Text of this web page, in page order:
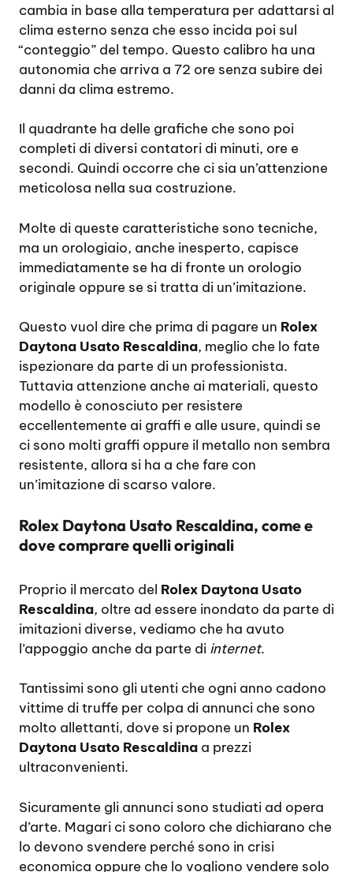
cambia in base alla temperatura per adattarsi al
clima esterno senza che esso incida poi sul
“conteggio” del tempo. Questo calibro ha una
autonomia che arriva a 72 ore senza subire dei
danni da clima estremo.
Il quadrante ha delle grafiche che sono poi
completi di diversi contatori di minuti, ore e
secondi. Quindi occorre che ci sia un’attenzione
meticolosa nella sua costruzione.
Molte di queste caratteristiche sono tecniche,
ma un orologiaio, anche inesperto, capisce
immediatamente se ha di fronte un orologio
originale oppure se si tratta di un’imitazione.
Questo vuol dire che prima di pagare un Rolex
Daytona Usato Rescaldina, meglio che lo fate
ispezionare da parte di un professionista.
Tuttavia attenzione anche ai materiali, questo
modello è conosciuto per resistere
eccellentemente ai graffi e alle usure, quindi se
ci sono molti graffi oppure il metallo non sembra
resistente, allora si ha a che fare con
un’imitazione di scarso valore.
Rolex Daytona Usato Rescaldina, come e
dove comprare quelli originali
Proprio il mercato del Rolex Daytona Usato
Rescaldina, oltre ad essere inondato da parte di
imitazioni diverse, vediamo che ha avuto
l’appoggio anche da parte di internet.
Tantissimi sono gli utenti che ogni anno cadono
vittime di truffe per colpa di annunci che sono
molto allettanti, dove si propone un Rolex
Daytona Usato Rescaldina a prezzi
ultraconvenienti.
Sicuramente gli annunci sono studiati ad opera
d’arte. Magari ci sono coloro che dichiarano che
lo devono svendere perché sono in crisi
economica oppure che lo vogliono vendere solo